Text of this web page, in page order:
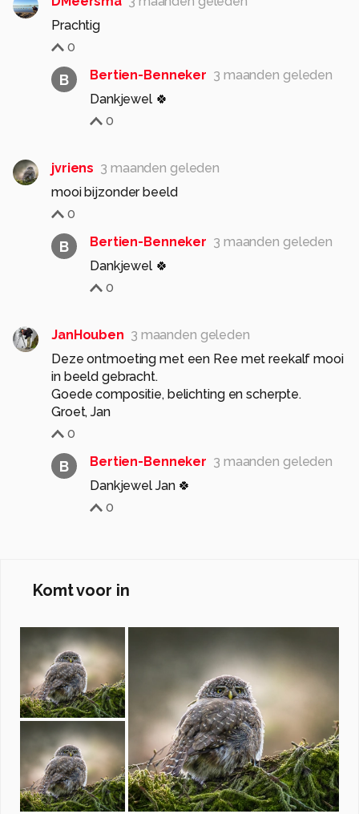
Prachtig
0
B Bertien-Benneker 3 maanden geleden
Dankjewel 🍀
0
jvriens 3 maanden geleden
mooi bijzonder beeld
0
B Bertien-Benneker 3 maanden geleden
Dankjewel 🍀
0
JanHouben 3 maanden geleden
Deze ontmoeting met een Ree met reekalf mooi
in beeld gebracht.
Goede compositie, belichting en scherpte.
Groet, Jan
0
B Bertien-Benneker 3 maanden geleden
Dankjewel Jan 🍀
0
Komt voor in